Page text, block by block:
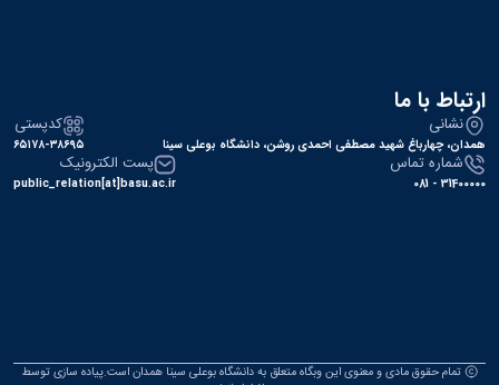
ارتباط با ما
نشانی
همدان، چهارباغ شهید مصطفی احمدی روشن، دانشگاه بوعلی سینا
کدپستی
۶۵۱۷۸-۳۸۶۹۵
شماره تماس
31400000 - 081
پست الکترونیک
public_relation[at]basu.ac.ir
تمام حقوق مادی و معنوی این وبگاه متعلق به دانشگاه بوعلی سینا همدان است.پیاده سازی توسط